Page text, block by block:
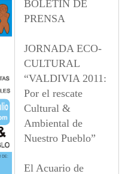
BOLETIN DE
PRENSA
JORNADA ECO-
CULTURAL
“VALDIVIA 2011:
Por el rescate
Cultural &
Ambiental de
Nuestro Pueblo”
El Acuario de